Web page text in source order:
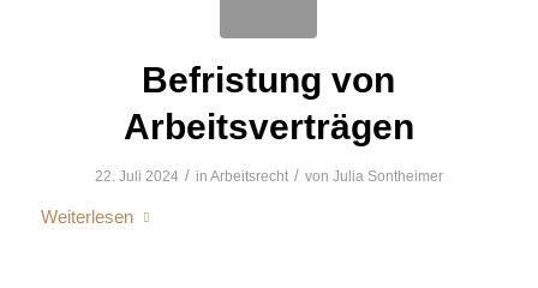
Befristung von
Arbeitsverträgen
22. Juli 2024 / in Arbeitsrecht / von Julia Sontheimer
Weiterlesen